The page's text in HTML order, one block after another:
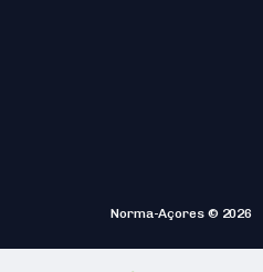
Norma-Açores © 2026